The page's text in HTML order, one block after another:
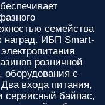
семейства
наград. ИБП Smart-
розничной
оборудования с
входа питания,
сервисный байпас,